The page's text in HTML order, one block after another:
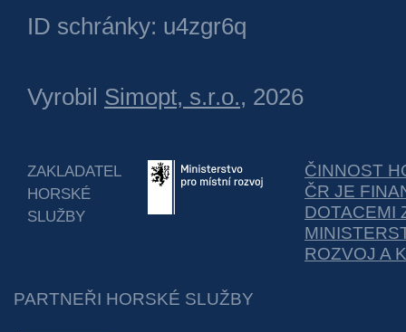
ID schránky: u4zgr6q
Vyrobil Simopt, s.r.o., 2026
ZAKLADATEL
HORSKÉ
SLUŽBY
ČINNOST
ČR JE
DOTACEMI
ROZVOJ A
PARTNEŘI HORSKÉ SLUŽBY